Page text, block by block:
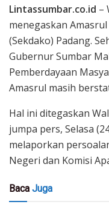
Lintassumbar.co.id –
menegaskan
(Sekdako) Padang.
Gubernur Sumbar
Pemberdayaan
Amasrul masih
Hal ini ditegaskan
jumpa pers, Selasa
melaporkan
Negeri dan Komisi
Baca Juga